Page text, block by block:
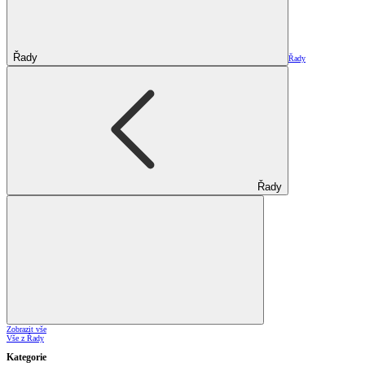
Řady Řady
Řady
Zobrazit vše
Vše z Řady
Kategorie